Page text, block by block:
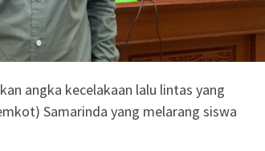
angka kecelakaan lalu lintas yang
Samarinda yang melarang siswa